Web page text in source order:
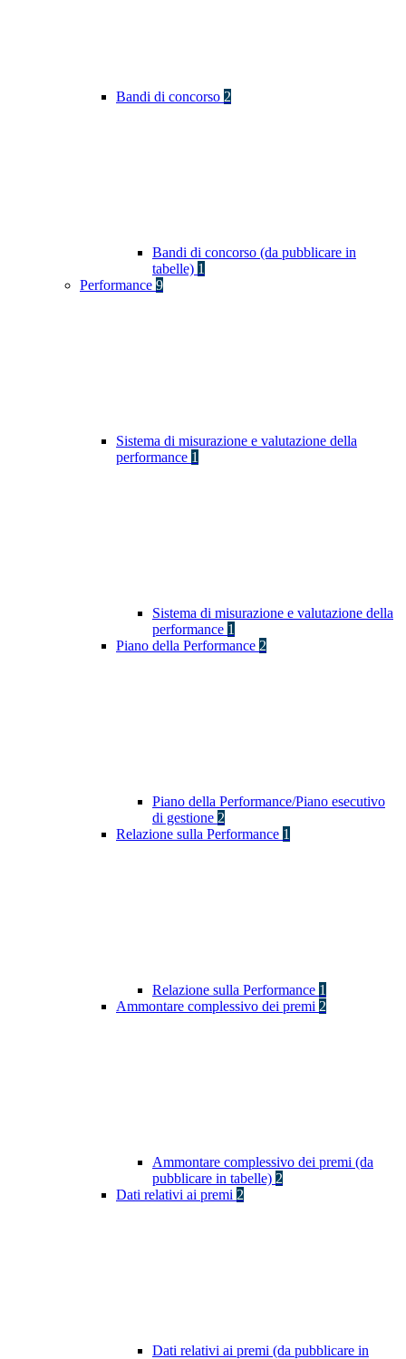
Bandi di concorso 2
Bandi di concorso (da pubblicare in
tabelle) 1
Performance 9
Sistema di misurazione e valutazione della
performance 1
Sistema di misurazione e valutazione della
performance 1
Piano della Performance 2
Piano della Performance/Piano esecutivo
di gestione 2
Relazione sulla Performance 1
Relazione sulla Performance 1
Ammontare complessivo dei premi 2
Ammontare complessivo dei premi (da
pubblicare in tabelle) 2
Dati relativi ai premi 2
Dati relativi ai premi (da pubblicare in